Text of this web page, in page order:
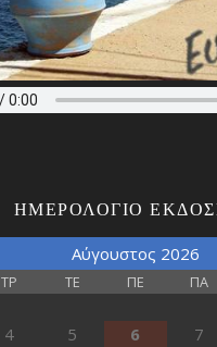
ΗΜΕΡΟΛΌΓΙΟ
Αύγουστος 2026
ΤΡ ΤΕ ΠΕ ΠΑ
4 5 6 7